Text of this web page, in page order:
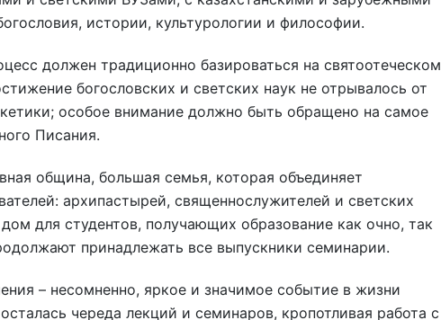
истории, культурологии и философии.
должен традиционно базироваться на святоотеческом
богословских и светских наук не отрывалось от
особое внимание должно быть обращено на самое
Писания.
община, большая семья, которая объединяет
архипастырей, священнослужителей и светских
для студентов, получающих образование как очно, так
принадлежать все выпускники семинарии.
– несомненно, яркое и значимое событие в жизни
череда лекций и семинаров, кропотливая работа с